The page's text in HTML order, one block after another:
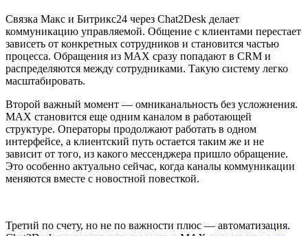
Связка Макс и Битрикс24 через Chat2Desk делает
коммуникацию управляемой. Общение с клиентами перестает
зависеть от конкретных сотрудников и становится частью
процесса. Обращения из MAX сразу попадают в CRM и
распределяются между сотрудниками. Такую систему легко
масштабировать.
Второй важный момент — омниканальность без усложнения.
MAX становится еще одним каналом в работающей
структуре. Операторы продолжают работать в одном
интерфейсе, а клиентский путь остается таким же и не
зависит от того, из какого мессенджера пришло обращение.
Это особенно актуально сейчас, когда каналы коммуникации
меняются вместе с новостной повесткой.
Третий по счету, но не по важности плюс — автоматизация.